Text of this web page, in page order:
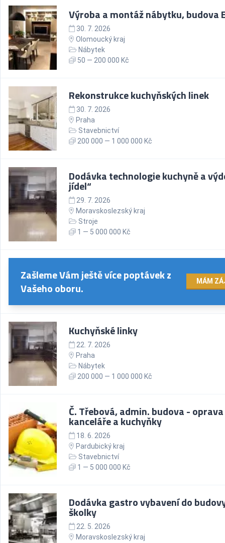
Výroba a montáž nábytku, budova
30. 7. 2026
Olomoucký kraj
Nábytek
50 — 200 000 Kč
Rekonstrukce kuchyňských linek
30. 7. 2026
Praha
Stavebnictví
200 000 — 1 000 000 Kč
Dodávka technologie kuchyně a
jídel“
29. 7. 2026
Moravskoslezský kraj
Stroje
1 — 5 000 000 Kč
Zašleme Vám ještě více poptávek z
Vašeho oboru.
MÁM
Kuchyňské linky
22. 7. 2026
Praha
Nábytek
200 000 — 1 000 000 Kč
Č. Třebová, admin. budova - oprava
kanceláře a kuchyňky
18. 6. 2026
Pardubický kraj
Stavebnictví
1 — 5 000 000 Kč
Dodávka gastro vybavení do
školky
22. 5. 2026
Moravskoslezský kraj